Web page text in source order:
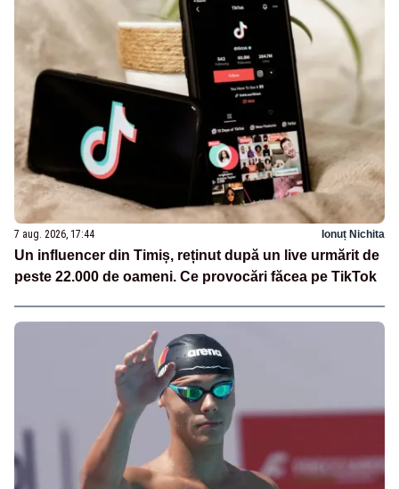
7 aug. 2026, 17:44 Ionuț Nichita
Un influencer din Timiș, reținut după un live urmărit de
peste 22.000 de oameni. Ce provocări făcea pe TikTok